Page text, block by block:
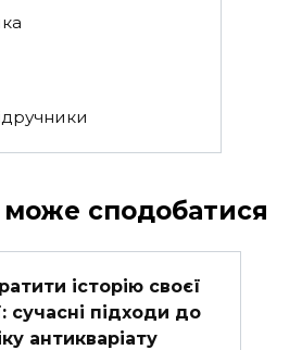
сподобатися
історію своєї
сучасні підходи до
антикваріату